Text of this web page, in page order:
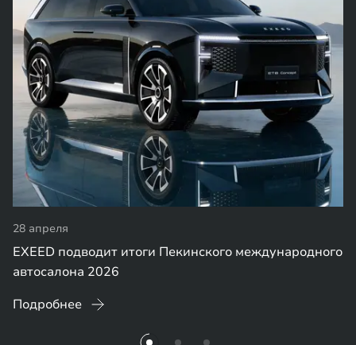
28 апреля
EXEED подводит итоги Пекинского международного
автосалона 2026
Подробнее